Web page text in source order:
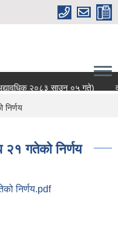
२०८३ साउन ०५ गते)
निर्णय
२१ गतेको निर्णय
निर्णय.pdf